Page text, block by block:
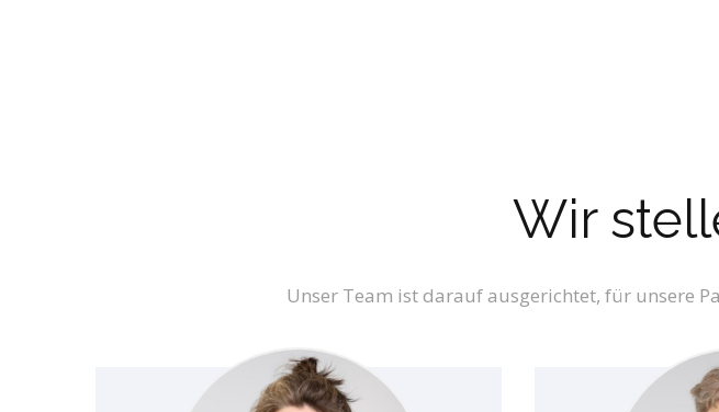
Wir
Unser Team ist darauf ausgerichtet, für unsere